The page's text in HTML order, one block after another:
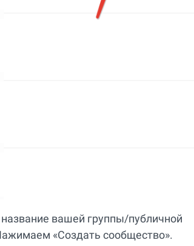
вашей группы/публичной
«Создать сообщество».